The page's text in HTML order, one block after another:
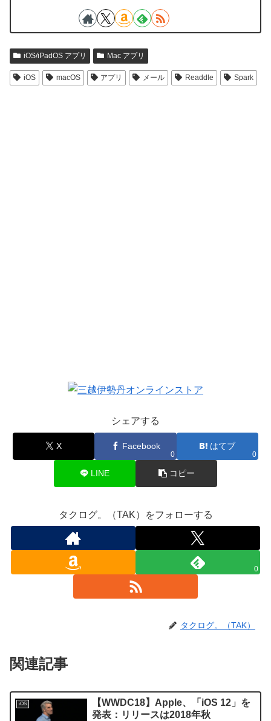
iOS/iPadOS アプリ Mac アプリ
iOS macOS アプリ メール Readdle Spark
シェアする
X Facebook
0
はてブ
0
LINE コピー
タクログ。（TAK）をフォローする
0
タクログ。（TAK）
関連記事
iOS
【WWDC18】Apple、「iOS 12」を
発表：リリースは2018年秋